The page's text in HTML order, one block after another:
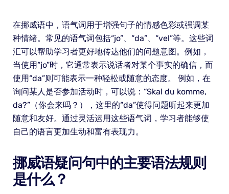
在挪威语中，语气词用于增强句子的情感色彩或强调某
种情绪。常见的语气词包括“jo”、“da”、“vel”等。这些词
汇可以帮助学习者更好地传达他们的问题意图。例如，
当使用“jo”时，它通常表示说话者对某个事实的确信，而
使用“da”则可能表示一种轻松或随意的态度。 例如，在
询问某人是否参加活动时，可以说：“Skal du komme,
da?”（你会来吗？），这里的“da”使得问题听起来更加
随意和友好。通过灵活运用这些语气词，学习者能够使
自己的语言更加生动和富有表现力。
挪威语疑问句中的主要语法规则
是什么？